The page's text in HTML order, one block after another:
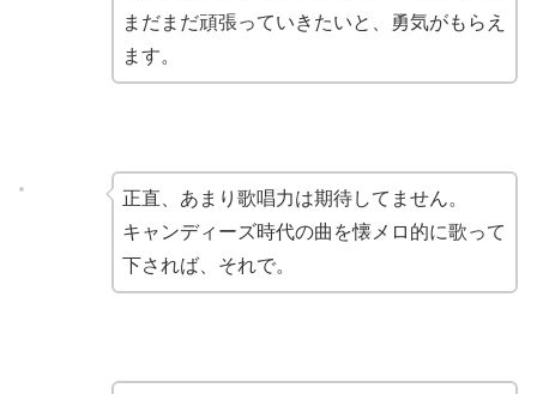
まだまだ頑張っていきたいと、勇気がもらえ
ます。
正直、あまり歌唱力は期待してません。
キャンディーズ時代の曲を懐メロ的に歌って
下されば、それで。